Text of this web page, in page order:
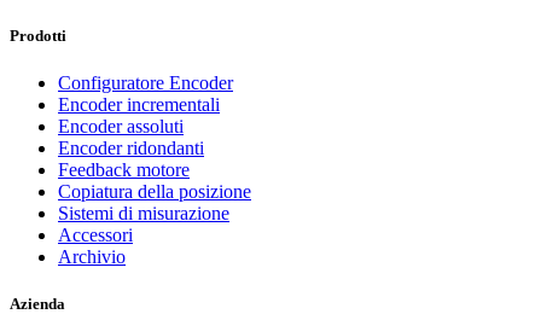
Prodotti
Configuratore Encoder
Encoder incrementali
Encoder assoluti
Encoder ridondanti
Feedback motore
Copiatura della posizione
Sistemi di misurazione
Accessori
Archivio
Azienda